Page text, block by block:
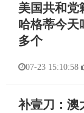
美国共和党
哈格蒂今天
多个
07-23 15:10:58
补壹刀：澳